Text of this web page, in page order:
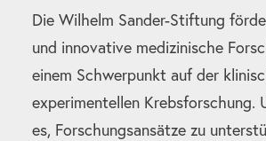
Die Wilhelm Sander-Stiftung
und innovative medizinische
einem Schwerpunkt auf der
experimentellen Krebsforschung.
es, Forschungsansätze zu